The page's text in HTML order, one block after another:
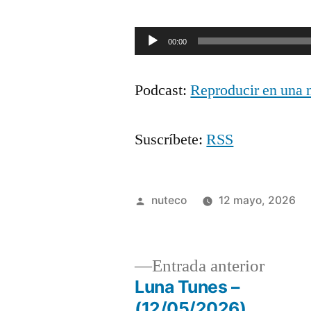
Reproductor
audio
00:00
Podcast:Reproducir en una
Suscríbete:RSS
Publicada
nuteco 12 mayo, 2026
Entrada anteriorEntrada
Luna Tunes –